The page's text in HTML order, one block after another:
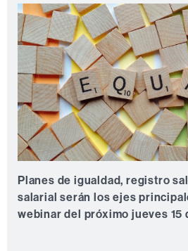
Planes de igualdad, registro
salarial serán los ejes
webinar del próximo jueves 15